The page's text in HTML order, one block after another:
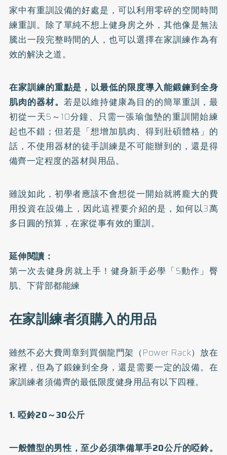
家中有重訓設備的好處是，可以利用零碎的空閒時間
練重訓。除了單純不想上健身房之外，其他像是無法
騰出一段完整時間的人，也可以選擇在家訓練作為有
效的解決之道。
在家訓練的重點是，以最低的限度導入能鍛鍊到全身
肌肉的器材。 若是以維持健康為目的的簡單重訓，最
初從一天5～10分鐘、只需一張瑜伽墊的重訓開始練
起也不錯；但若是「想增加肌肉、得到壯碩體格」的
話，不使用器材的徒手訓練是不可能辦到的，還是得
備齊一定程度的器材與用品。
雖說如此，初學者應該不會想從一開始就將龐大的費
用投資在設備上，因此這裡要介紹的是，如何以3萬
多日圓的預算，在家從事有效的重訓。
延伸閱讀：
第一次去健身房就上手！健身新手必學「5動作」臀
肌、下背部都能練
在家訓練者須購入的用品
雖然不必大費周章到買個龍門架（Power Rack）放在
家裡，但為了鍛鍊到全身，還是需要一定的設備。在
家訓練者須備齊的最低限度健身用品有以下四種。
1. 啞鈴20～30公斤
一般體型的男性，至少必須準備單手20公斤的啞鈴。